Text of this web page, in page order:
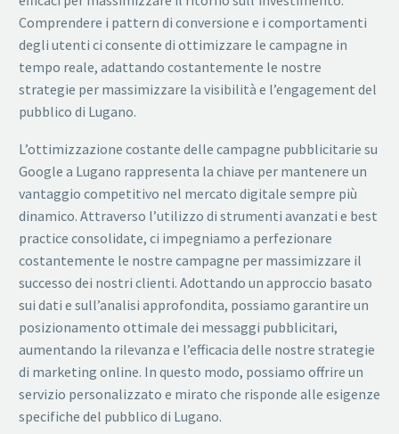
Comprendere i pattern di conversione e i comportamenti
degli utenti ci consente di ottimizzare le campagne in
tempo reale, adattando costantemente le nostre
strategie per massimizzare la visibilità e l’engagement del
pubblico di Lugano.
L’ottimizzazione costante delle campagne pubblicitarie su
Google a Lugano rappresenta la chiave per mantenere un
vantaggio competitivo nel mercato digitale sempre più
dinamico. Attraverso l’utilizzo di strumenti avanzati e best
practice consolidate, ci impegniamo a perfezionare
costantemente le nostre campagne per massimizzare il
successo dei nostri clienti. Adottando un approccio basato
sui dati e sull’analisi approfondita, possiamo garantire un
posizionamento ottimale dei messaggi pubblicitari,
aumentando la rilevanza e l’efficacia delle nostre strategie
di marketing online. In questo modo, possiamo offrire un
servizio personalizzato e mirato che risponde alle esigenze
specifiche del pubblico di Lugano.